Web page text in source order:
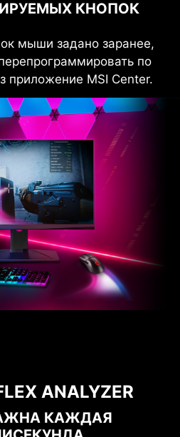
КНОПОК
мыши задано заранее,
по
приложение MSI Center.
ANALYZER
КАЖДАЯ